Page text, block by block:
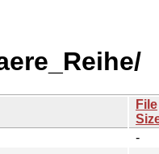
File
-